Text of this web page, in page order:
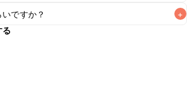
ですか？ +
来たてをお召し上がりいただくことをお
る